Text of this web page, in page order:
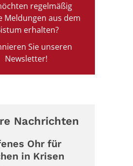
regelmäßig
Meldungen aus dem
erhalten?
Sie unseren
Newsletter!
Nachrichten
Ohr für
in Krisen